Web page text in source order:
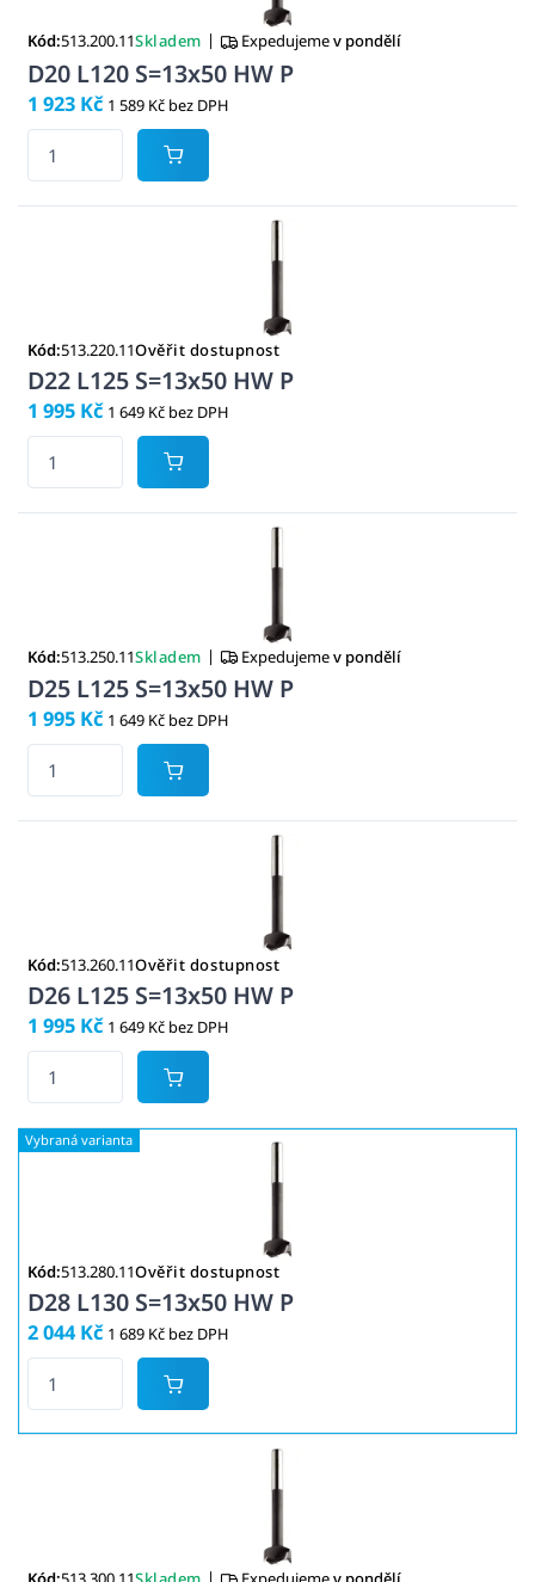
Kód:513.200.11Skladem | Expedujemev pondělí
D20 L120 S=13x50 HW P
1 923 Kč 1 589 Kč bez DPH
Kód:513.220.11Ověřit dostupnost
D22 L125 S=13x50 HW P
1 995 Kč 1 649 Kč bez DPH
Kód:513.250.11Skladem | Expedujemev pondělí
D25 L125 S=13x50 HW P
1 995 Kč 1 649 Kč bez DPH
Kód:513.260.11Ověřit dostupnost
D26 L125 S=13x50 HW P
1 995 Kč 1 649 Kč bez DPH
Kód:513.280.11Ověřit dostupnost
D28 L130 S=13x50 HW P
2 044 Kč 1 689 Kč bez DPH
|